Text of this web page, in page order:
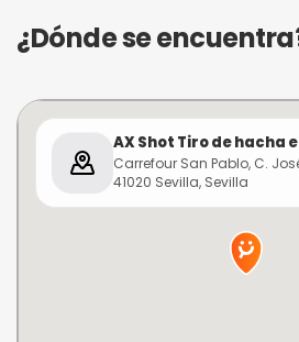
¿Dónde se
AX Shot Tiro de hacha
Carrefour San Pablo, C.
41020 Sevilla, Sevilla